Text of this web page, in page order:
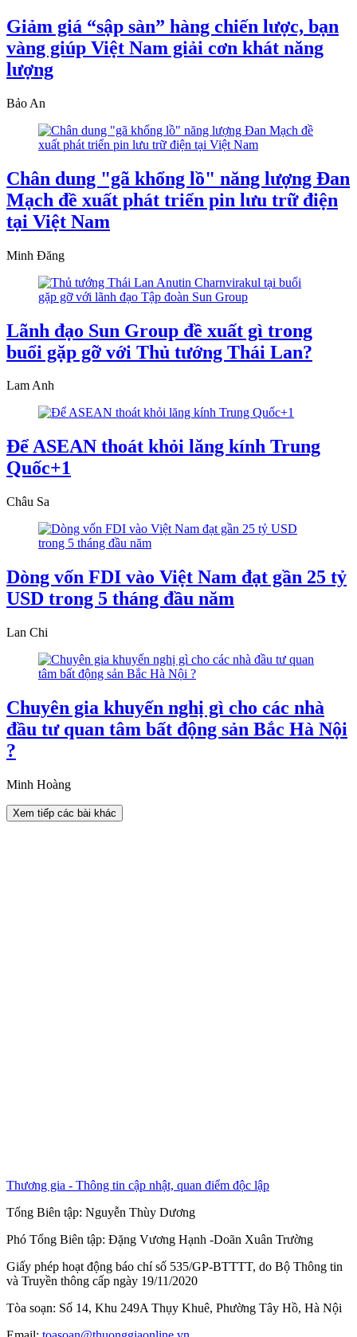
Giảm giá “sập sàn” hàng chiến lược, bạn
vàng giúp Việt Nam giải cơn khát năng
lượng
Bảo An
Chân dung "gã khổng lồ" năng lượng Đan
Mạch đề xuất phát triển pin lưu trữ điện
tại Việt Nam
Minh Đăng
Lãnh đạo Sun Group đề xuất gì trong
buổi gặp gỡ với Thủ tướng Thái Lan?
Lam Anh
Để ASEAN thoát khỏi lăng kính Trung
Quốc+1
Châu Sa
Dòng vốn FDI vào Việt Nam đạt gần 25 tỷ
USD trong 5 tháng đầu năm
Lan Chi
Chuyên gia khuyến nghị gì cho các nhà
đầu tư quan tâm bất động sản Bắc Hà Nội
?
Minh Hoàng
Xem tiếp các bài khác
Thương gia - Thông tin cập nhật, quan điểm độc lập
Tổng Biên tập: Nguyễn Thùy Dương
Phó Tổng Biên tập: Đặng Vương Hạnh -Doãn Xuân Trường
Giấy phép hoạt động báo chí số 535/GP-BTTTT, do Bộ Thông tin
và Truyền thông cấp ngày 19/11/2020
Tòa soạn: Số 14, Khu 249A Thụy Khuê, Phường Tây Hồ, Hà Nội